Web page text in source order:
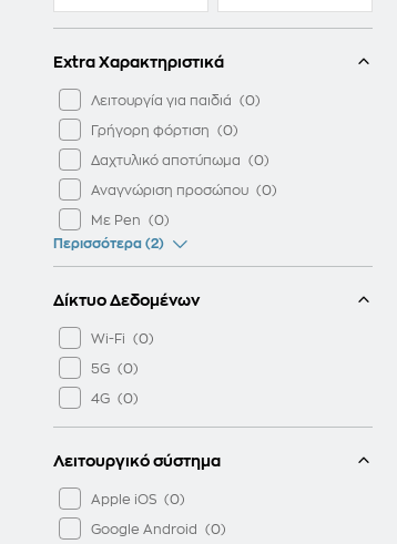
Extra Χαρακτηριστικά
Λειτουργία για παιδιά
Γρήγορη φόρτιση
Δαχτυλικό αποτύπωμα
Αναγνώριση προσώπου
Με Pen
Περισσότερα (2)
Δίκτυο Δεδομένων
Wi-Fi
5G
4G
Λειτουργικό σύστημα
Apple iOS
Google Android